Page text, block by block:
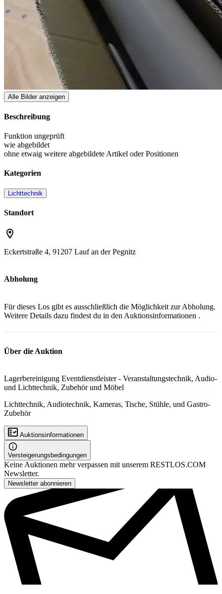
Alle Bilder anzeigen
Beschreibung
Funktion ungeprüft
wie abgebildet
ohne etwaig weitere abgebildete Artikel oder Positionen
Kategorien
Lichttechnik
Standort
Eckertstraße 4, 91207 Lauf an der Pegnitz
Abholung
Für dieses Los gibt es ausschließlich die Möglichkeit zur Abholung.
Weitere Details dazu findest du in den Auktionsinformationen .
Über die Auktion
Lagerbereinigung Eventdienstleister - Veranstaltungstechnik, Audio-
und Lichttechnik, Zubehör und Möbel
Lichttechnik, Audiotechnik, Kameras, Tische, Stühle, und Gastro-
Zubehör
Auktionsinformationen
Versteigerungsbedingungen
Keine Auktionen mehr verpassen mit unserem RESTLOS.COM
Newsletter.
Newsletter abonnieren